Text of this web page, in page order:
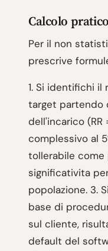
Calcolo
Per il non
prescrive
1. Si identifichi
target partendo
dell'incarico (RR
complessivo al
tollerabile
significativita
popolazione. 3.
base di
sul cliente,
default del